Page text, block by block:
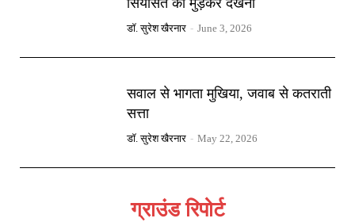
सियासत को मुड़कर देखना
डॉ. सुरेश खैरनार - June 3, 2026
सवाल से भागता मुखिया, जवाब से कतराती
सत्ता
डॉ. सुरेश खैरनार - May 22, 2026
ग्राउंड रिपोर्ट